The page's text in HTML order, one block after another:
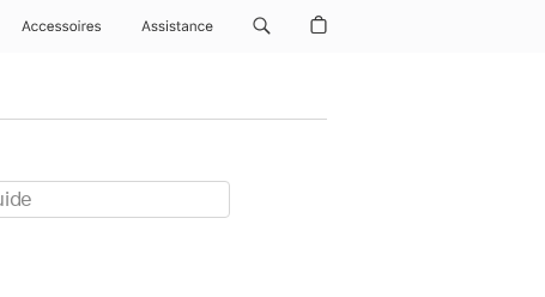
Accessoires Assistance